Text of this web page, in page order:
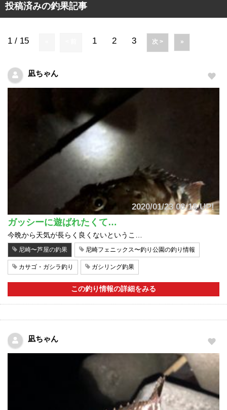
投稿済みの釣果記事
1 / 15 1 2 3 次 > »
凪ちゃん
2020/01/23 08:18 UP!
ガッシーに遊ばれたくて…
今晩から天気が長らく良くないというこ…
尼崎〜芦屋の釣果 尼崎フェニックス〜釣り公園の釣り情報
カサゴ・ガシラ釣り ガシリング釣果
この釣り情報の詳細をみる
凪ちゃん